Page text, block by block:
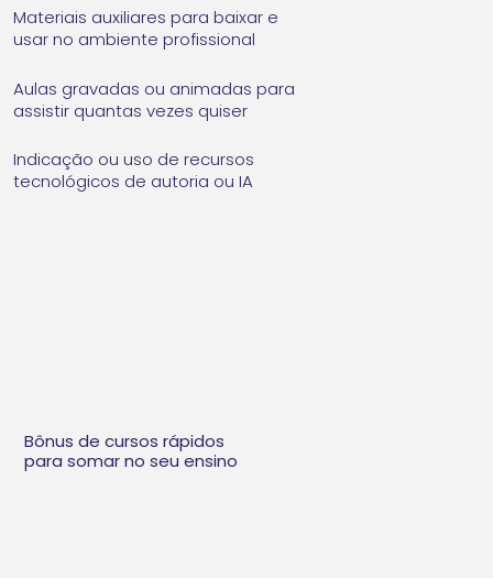
Materiais auxiliares para baixar e
usar no ambiente profissional
Aulas gravadas ou animadas para
assistir quantas vezes quiser
Indicação ou uso de recursos
tecnológicos de autoria ou IA
Bônus de cursos rápidos
para somar no seu ensino